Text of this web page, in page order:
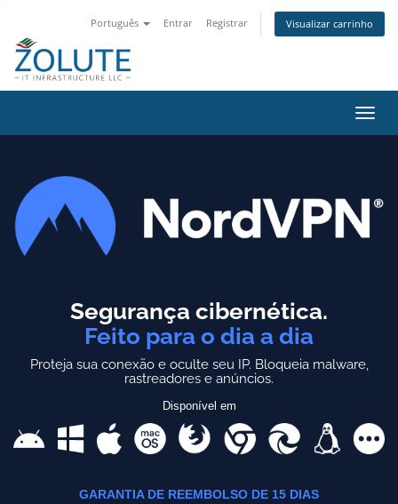
Português Entrar Registrar Visualizar carrinho
Segurança cibernética.
Feito para o dia a dia
Proteja sua conexão e oculte seu IP. Bloqueia malware,
rastreadores e anúncios.
Disponível em
GARANTIA DE REEMBOLSO DE 15 DIAS